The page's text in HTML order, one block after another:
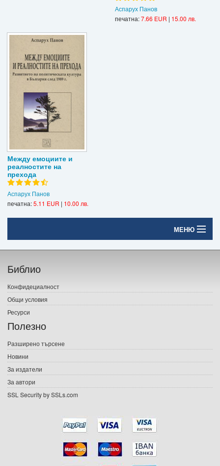
Аспарух Панов
печатна:7.66 EUR | 15.00 лв.
Между емоциите и
реалностите на
прехода
Аспарух Панов
печатна:5.11 EUR | 10.00 лв.
МЕНЮ
Начало
Печатни книги
Електронни книги
Е-списания
Подаръци
Ваучери
Библио
Конфидециалност
Общи условия
Ресурси
Полезно
Разширено търсене
Новини
За издатели
За автори
SSL Security by SSLs.com